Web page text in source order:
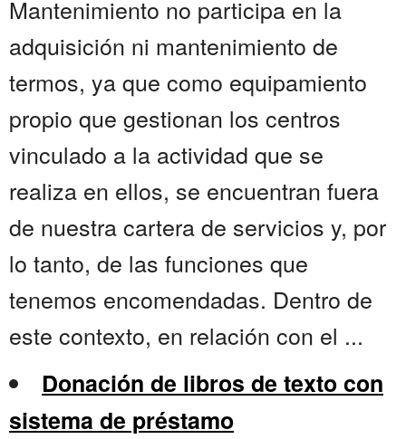
Mantenimiento no participa en la
adquisición ni mantenimiento de
termos, ya que como equipamiento
propio que gestionan los centros
vinculado a la actividad que se
realiza en ellos, se encuentran fuera
de nuestra cartera de servicios y, por
lo tanto, de las funciones que
tenemos encomendadas. Dentro de
este contexto, en relación con el ...
Donación de libros de texto con
sistema de préstamo